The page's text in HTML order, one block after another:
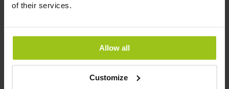
of their services.
Allow all
Customize
Greatlife, 60 kapslar
100%
100%
669 kr